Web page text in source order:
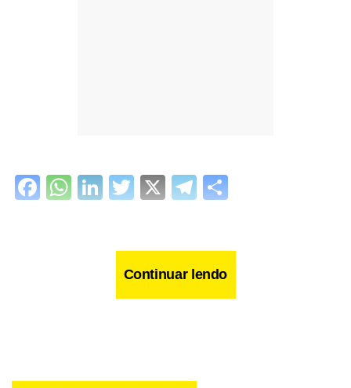
Facebook
WhatsApp
LinkedIn
Twitter
X Telegram
Continuar lendo